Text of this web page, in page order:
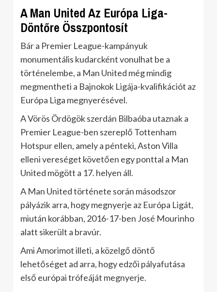
A Man United Az Európa Liga-
Döntőre Összpontosít
Bár a Premier League-kampányuk
monumentális kudarcként vonulhat be a
történelembe, a Man United még mindig
megmentheti a Bajnokok Ligája-kvalifikációt az
Európa Liga megnyerésével.
A Vörös Ördögök szerdán Bilbaóba utaznak a
Premier League-ben szereplő Tottenham
Hotspur ellen, amely a pénteki, Aston Villa
elleni vereséget követően egy ponttal a Man
United mögött a 17. helyen áll.
A Man United története során másodszor
pályázik arra, hogy megnyerje az Európa Ligát,
miután korábban, 2016-17-ben José Mourinho
alatt sikerült a bravúr.
Ami Amorimot illeti, a közelgő döntő
lehetőséget ad arra, hogy edzői pályafutása
első európai trófeáját megnyerje.